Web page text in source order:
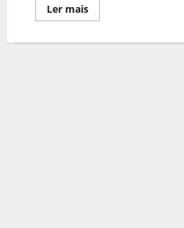
Ler maisLeia
mais
fica